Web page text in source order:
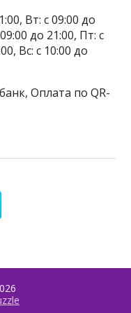
Вт: с 09:00 до
до 21:00, Пт: с
Вс: с 10:00 до
Оплата по QR-